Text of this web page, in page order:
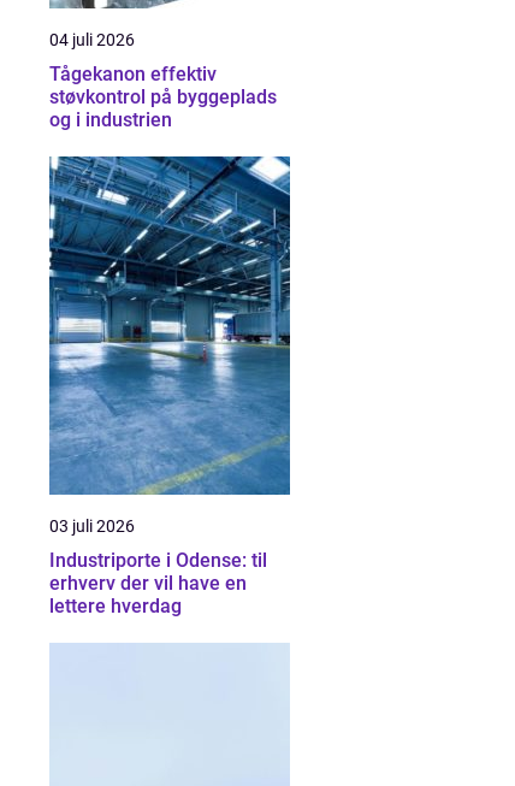
04 juli 2026
Tågekanon effektiv
støvkontrol på byggeplads
og i industrien
03 juli 2026
Industriporte i Odense: til
erhverv der vil have en
lettere hverdag